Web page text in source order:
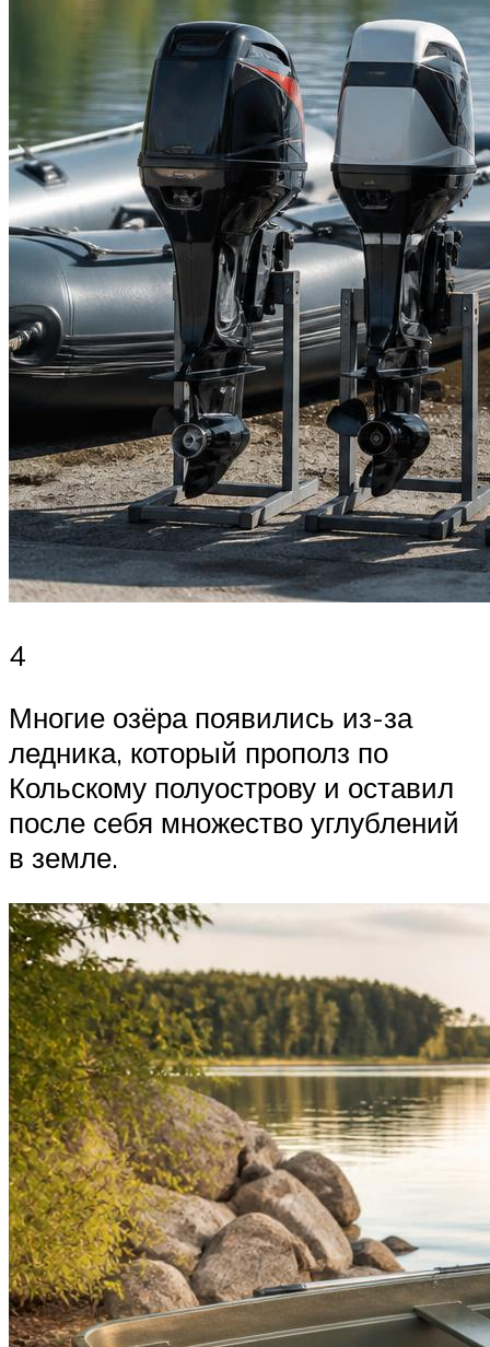
4
Многие озёра появились из-за
ледника, который прополз по
Кольскому полуострову и оставил
после себя множество углублений
в земле.